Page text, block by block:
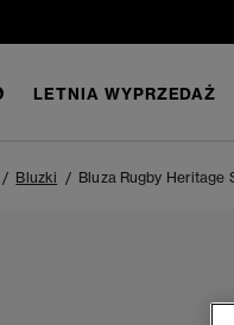
LETNIA WYPRZEDAŻ
Bluzki Bluza Rugby Heritage